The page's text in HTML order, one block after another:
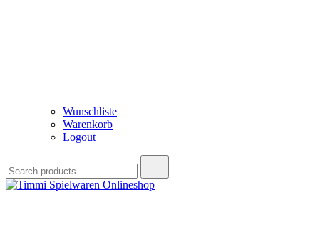
Wunschliste
Warenkorb
Logout
for: